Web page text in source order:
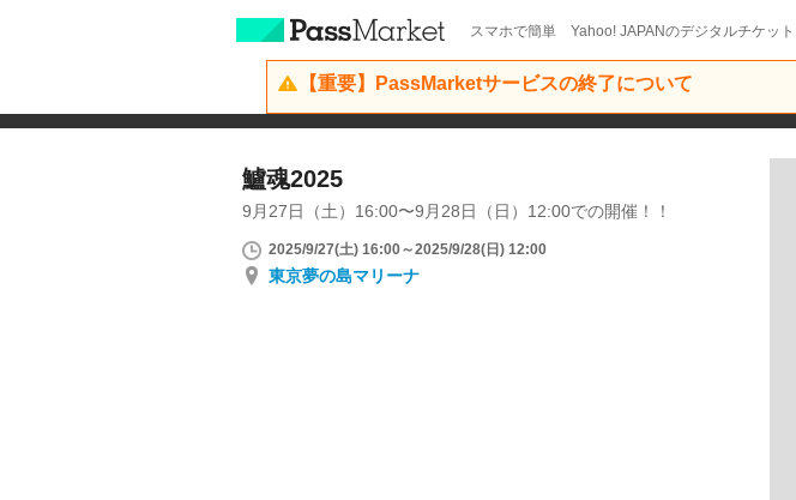
スマホで簡単 Yahoo! JAPANのデジタルチケット
【重要】PassMarketサービスの終了について
鱸魂2025
9月27日（土）16:00〜9月28日（日）12:00での開催！！
2025/9/27(土) 16:00～2025/9/28(日) 12:00
東京夢の島マリーナ